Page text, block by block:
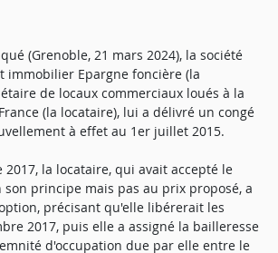
(Grenoble, 21 mars 2024), la société
immobilier Epargne foncière (la
de locaux commerciaux loués à la
(la locataire), lui a délivré un congé
à effet au 1er juillet 2015.
2017, la locataire, qui avait accepté le
principe mais pas au prix proposé, a
précisant qu'elle libérerait les
2017, puis elle a assigné la bailleresse
d'occupation due par elle entre le